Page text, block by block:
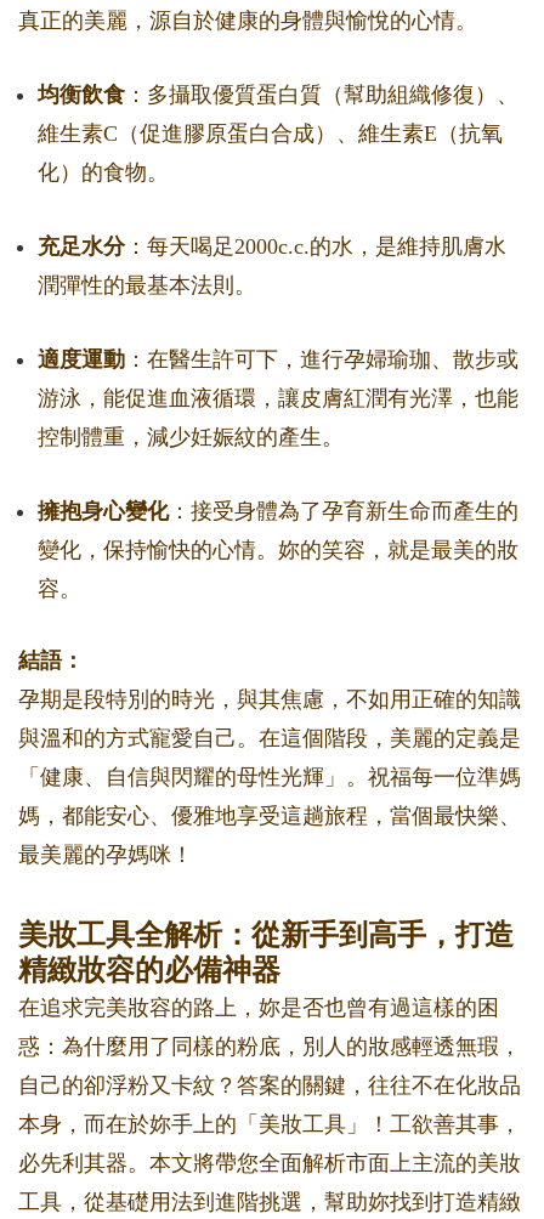
真正的美麗，源自於健康的身體與愉悅的心情。
均衡飲食 ：多攝取優質蛋白質（幫助組織修復）、
維生素C（促進膠原蛋白合成）、維生素E（抗氧
化）的食物。
充足水分：每天喝足2000c.c.的水，是維持肌膚水
潤彈性的最基本法則。
適度運動 ：在醫生許可下，進行孕婦瑜珈、散步或
游泳，能促進血液循環，讓皮膚紅潤有光澤，也能
控制體重，減少妊娠紋的產生。
擁抱身心變化：接受身體為了孕育新生命而產生的
變化，保持愉快的心情。妳的笑容，就是最美的妝
容。
結語：
孕期是段特別的時光，與其焦慮，不如用正確的知識
與溫和的方式寵愛自己。在這個階段，美麗的定義是
「健康、自信與閃耀的母性光輝」。祝福每一位準媽
媽，都能安心、優雅地享受這趟旅程，當個最快樂、
最美麗的孕媽咪！
美妝工具全解析：從新手到高手，打造
精緻妝容的必備神器
在追求完美妝容的路上，妳是否也曾有過這樣的困
惑：為什麼用了同樣的粉底，別人的妝感輕透無瑕，
自己的卻浮粉又卡紋？答案的關鍵，往往不在化妝品
本身，而在於妳手上的「美妝工具」！工欲善其事，
必先利其器。本文將帶您全面解析市面上主流的美妝
工具，從基礎用法到進階挑選，幫助妳找到打造精緻